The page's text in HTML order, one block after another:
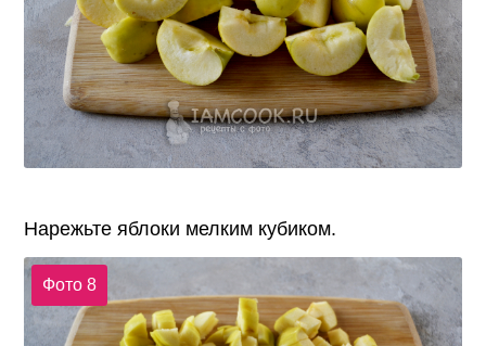
Нарежьте яблоки мелким кубиком.
Фото 8